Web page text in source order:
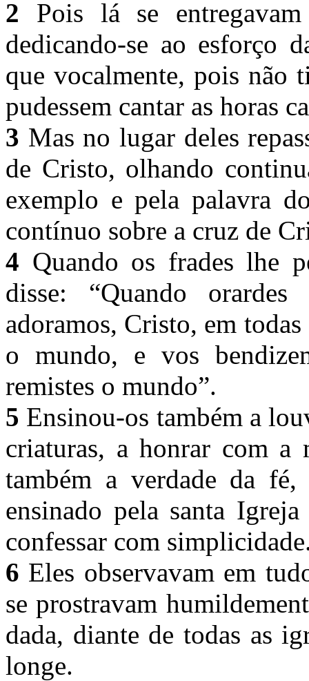
2 Pois lá se
dedicando-se ao esforço
que vocalmente, pois não
pudessem cantar as horas
3 Mas no lugar deles
de Cristo, olhando
exemplo e pela palavra
contínuo sobre a cruz de
4 Quando os frades lhe
disse: “Quando
adoramos, Cristo, em
o mundo, e vos
remistes o mundo”.
5 Ensinou-os também a
criaturas, a honrar com a
também a verdade da
ensinado pela santa
confessar com
6 Eles observavam em
se prostravam
dada, diante de todas as
longe.